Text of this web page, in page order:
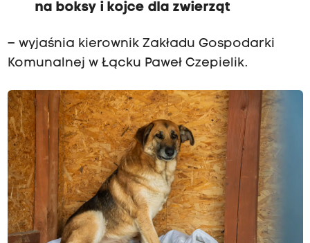
na boksy i kojce dla zwierząt
– wyjaśnia kierownik Zakładu Gospodarki
Komunalnej w Łącku Paweł Czepielik.